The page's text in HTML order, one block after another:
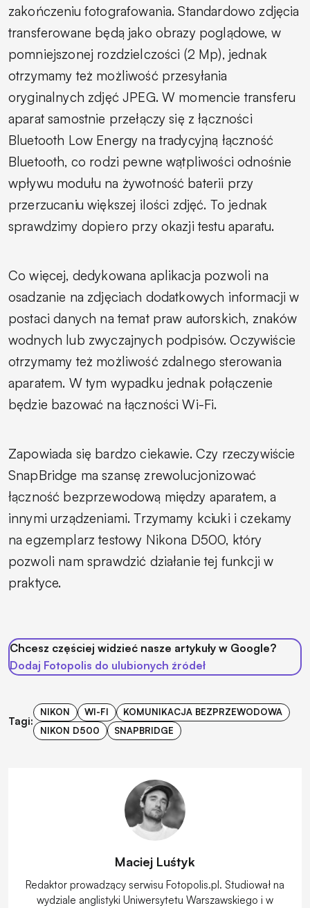
zakończeniu fotografowania. Standardowo zdjęcia
transferowane będą jako obrazy poglądowe, w
pomniejszonej rozdzielczości (2 Mp), jednak
otrzymamy też możliwość przesyłania
oryginalnych zdjęć JPEG. W momencie transferu
aparat samostnie przełączy się z łączności
Bluetooth Low Energy na tradycyjną łączność
Bluetooth, co rodzi pewne wątpliwości odnośnie
wpływu modułu na żywotność baterii przy
przerzucaniu większej ilości zdjęć. To jednak
sprawdzimy dopiero przy okazji testu aparatu.
Co więcej, dedykowana aplikacja pozwoli na
osadzanie na zdjęciach dodatkowych informacji w
postaci danych na temat praw autorskich, znaków
wodnych lub zwyczajnych podpisów. Oczywiście
otrzymamy też możliwość zdalnego sterowania
aparatem. W tym wypadku jednak połączenie
będzie bazować na łącznościWi-Fi.
Zapowiada się bardzo ciekawie. Czy rzeczywiście
SnapBridge ma szansę zrewolucjonizować
łączność bezprzewodową między aparatem, a
innymi urządzeniami. Trzymamy kciuki i czekamy
na egzemplarz testowy Nikona D500, który
pozwoli nam sprawdzić działanie tej funkcji w
praktyce.
Chcesz częściej widzieć nasze artykuły w Google?
Dodaj Fotopolis do ulubionych źródeł
Tagi:
NIKON WI-FI
KOMUNIKACJA BEZPRZEWODOWA
NIKON D500
SNAPBRIDGE
Maciej Luśtyk
Redaktor prowadzący serwisu Fotopolis.pl. Studiował na
wydziale anglistyki Uniwersytetu Warszawskiego i w